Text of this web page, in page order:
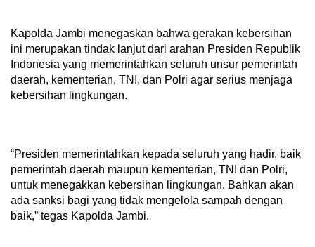
Kapolda Jambi menegaskan bahwa gerakan kebersihan
ini merupakan tindak lanjut dari arahan Presiden Republik
Indonesia yang memerintahkan seluruh unsur pemerintah
daerah, kementerian, TNI, dan Polri agar serius menjaga
kebersihan lingkungan.
“Presiden memerintahkan kepada seluruh yang hadir, baik
pemerintah daerah maupun kementerian, TNI dan Polri,
untuk menegakkan kebersihan lingkungan. Bahkan akan
ada sanksi bagi yang tidak mengelola sampah dengan
baik,” tegas Kapolda Jambi.